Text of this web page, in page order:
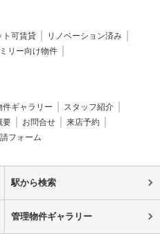
ト可賃貸
リノベーション済み
リー向け物件
件ギャラリー
スタッフ紹介
要 お問合せ
来店予約
フォーム
駅から検索
管理物件ギャラリー